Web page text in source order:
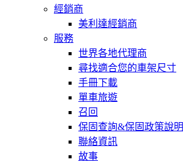
經銷商
美利達經銷商
服務
世界各地代理商
尋找適合您的車架尺寸
手冊下載
單車旅遊
召回
保固查詢&保固政策說明
聯絡資訊
故事